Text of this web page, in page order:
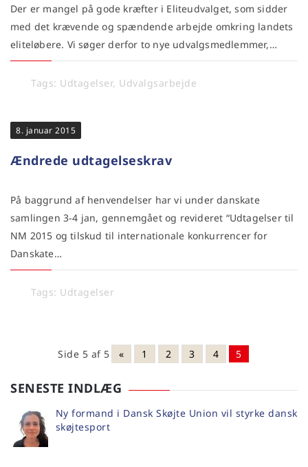
Der er mangel på gode kræfter i Eliteudvalget, som sidder
med det krævende og spændende arbejde omkring landets
eliteløbere. Vi søger derfor to nye udvalgsmedlemmer,…
Tags: Udtagelser, Udvalgsarbejde
8. januar 2015
Ændrede udtagelseskrav
På baggrund af henvendelser har vi under danskate
samlingen 3-4 jan, gennemgået og revideret “Udtagelser til
NM 2015 og tilskud til internationale konkurrencer for
Danskate…
Tags: Udtagelser
Side 5 af 5 « 1 2 3 4 5
SENESTE INDLÆG
Ny formand i Dansk Skøjte Union vil styrke dansk
skøjtesport